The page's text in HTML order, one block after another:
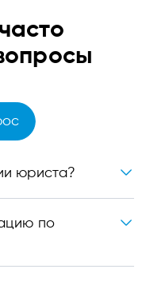
юриста?
по